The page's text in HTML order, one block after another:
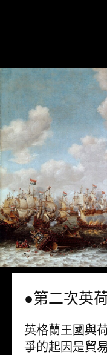
●第二次英
英格蘭王國與
爭的起因是貿